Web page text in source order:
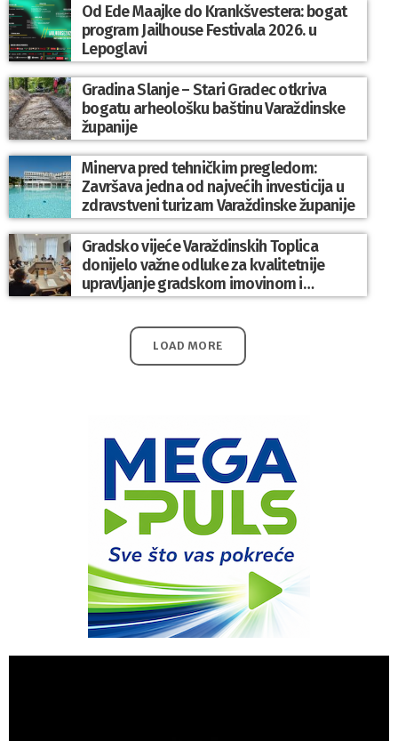
Od Ede Maajke do Krankšvestera: bogat
program Jailhouse Festivala 2026. u
Lepoglavi
Gradina Slanje – Stari Gradec otkriva
bogatu arheološku baštinu Varaždinske
županije
Minerva pred tehničkim pregledom:
Završava jedna od najvećih investicija u
zdravstveni turizam Varaždinske županije
Gradsko vijeće Varaždinskih Toplica
donijelo važne odluke za kvalitetnije
upravljanje gradskom imovinom i
komunalnim sustavom
LOAD MORE